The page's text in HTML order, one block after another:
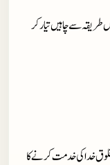
سے چاہیں تیار کر
خدا کی خدمت کرنے کا